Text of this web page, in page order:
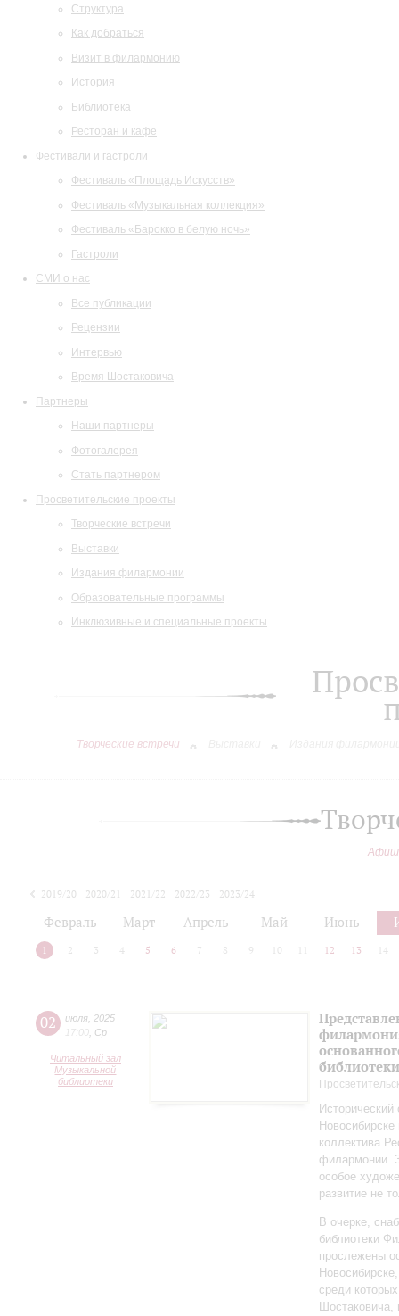
Структура
Как добраться
Визит в филармонию
История
Библиотека
Ресторан и кафе
Фестивали и гастроли
Фестиваль «Площадь Искусств»
Фестиваль «Музыкальная коллекция»
Фестиваль «Барокко в белую ночь»
Гастроли
СМИ о нас
Все публикации
Рецензии
Интервью
Время Шостаковича
Партнеры
Наши партнеры
Фотогалерея
Стать партнером
Просветительские проекты
Творческие встречи
Выставки
Издания филармонии
Образовательные программы
Инклюзивные и специальные проекты
Творческие встречи
2019/20 2020/21 2021/22 2022/23
2023/24
Февраль Март Апрель Май Июнь
1 2 3 4 5 6 7 8 9 10 12 13 14
02 июля 2025
17:00 Ср
Читальный зал
Музыкальной
библиотеки
коллектива
филармонии.
особое
развитие не
В очерке,
библиотеки
прослежены
среди
Шостаковича,